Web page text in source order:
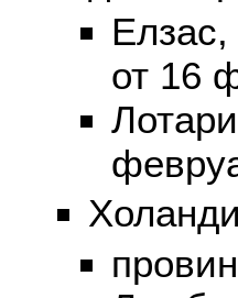
от 16